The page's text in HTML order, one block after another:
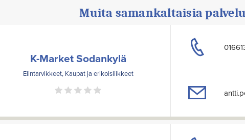
Muita samankaltaisia
K-Market Sodankylä
Elintarvikkeet, Kaupat ja erikoisliikkeet